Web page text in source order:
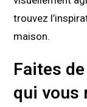
trouvez
maison.
Faites
qui vous